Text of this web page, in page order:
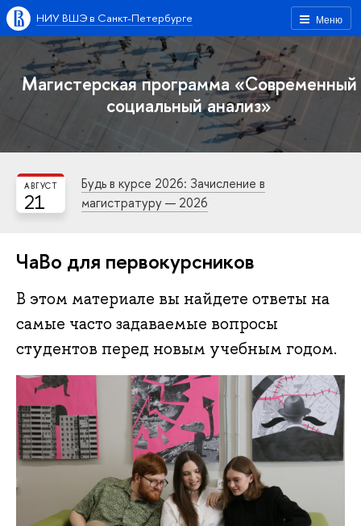
Меню
НИУ ВШЭ в Санкт-Петербурге
Магистерская программа «Современный
социальный анализ»
21
АВГУСТ
Будь в курсе 2026: Зачисление в
магистратуру — 2026
ЧаВо для первокурсников
В этом материале вы найдете ответы на
самые часто задаваемые вопросы
студентов перед новым учебным годом.